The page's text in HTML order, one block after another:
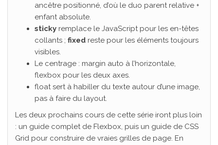
ancêtre positionné, d’où le duo parent relative +
enfant absolute.
sticky remplace le JavaScript pour les en-têtes
collants ; fixed reste pour les éléments toujours
visibles.
Le centrage : margin auto à l’horizontale,
flexbox pour les deux axes.
float sert à habiller du texte autour d’une image,
pas à faire du layout.
Les deux prochains cours de cette série iront plus loin
: un guide complet de Flexbox, puis un guide de CSS
Grid pour construire de vraies grilles de page. En